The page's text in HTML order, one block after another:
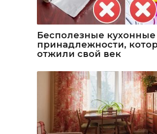
Бесполезные кухонные
принадлежности,
отжили свой век